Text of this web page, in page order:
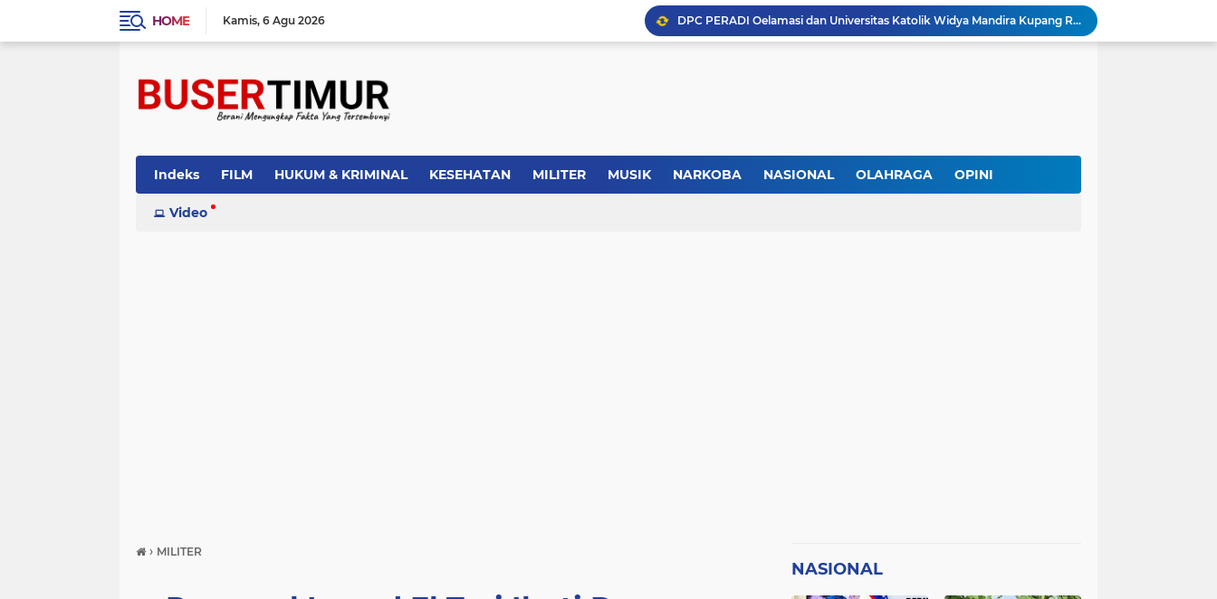
HOME Kamis 6 Agu 2026
DPC PERADI Oelamasi dan Universitas Katolik Widya Mandira Kupang Resmi Tutup PKPA Angkatan II
Kasus Lika Liku NTT Makin Panas! Merasa Difitnah, MS Tempuh Jalur Hukum terhadap BRN
21 DPC PWMOI Se-NTT Bergerak Serentak, Perkuat Profesionalisme Wartawan di Hari Pers Nasional 2026
Indeks FILM HUKUM & KRIMINAL KESEHATAN MILITER MUSIK NARKOBA NASIONAL OLAHRAGA OPINI
PEMERINTAH
Video
› MILITER
NASIONAL